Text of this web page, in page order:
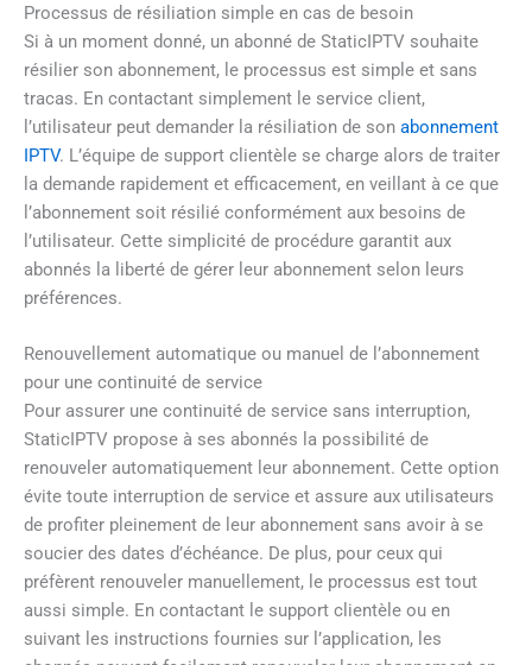
Processus de résiliation simple en cas de besoin
Si à un moment donné, un abonné de StaticIPTV souhaite
résilier son abonnement, le processus est simple et sans
tracas. En contactant simplement le service client,
l’utilisateur peut demander la résiliation de son abonnement
IPTV. L’équipe de support clientèle se charge alors de traiter
la demande rapidement et efficacement, en veillant à ce que
l’abonnement soit résilié conformément aux besoins de
l’utilisateur. Cette simplicité de procédure garantit aux
abonnés la liberté de gérer leur abonnement selon leurs
préférences.
Renouvellement automatique ou manuel de l’abonnement
pour une continuité de service
Pour assurer une continuité de service sans interruption,
StaticIPTV propose à ses abonnés la possibilité de
renouveler automatiquement leur abonnement. Cette option
évite toute interruption de service et assure aux utilisateurs
de profiter pleinement de leur abonnement sans avoir à se
soucier des dates d’échéance. De plus, pour ceux qui
préfèrent renouveler manuellement, le processus est tout
aussi simple. En contactant le support clientèle ou en
suivant les instructions fournies sur l’application, les